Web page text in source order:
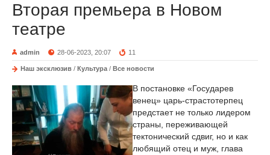
Вторая премьера в Новом
театре
admin 28-06-2023, 20:07 11
Наш эксклюзив / Культура / Все новости
В постановке «Государев
венец» царь-страстотерпец
предстает не только лидером
страны, переживающей
тектонический сдвиг, но и как
любящий отец и муж, глава